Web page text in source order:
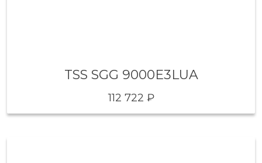
TSS SGG 9000E3LUA
112 722 ₽